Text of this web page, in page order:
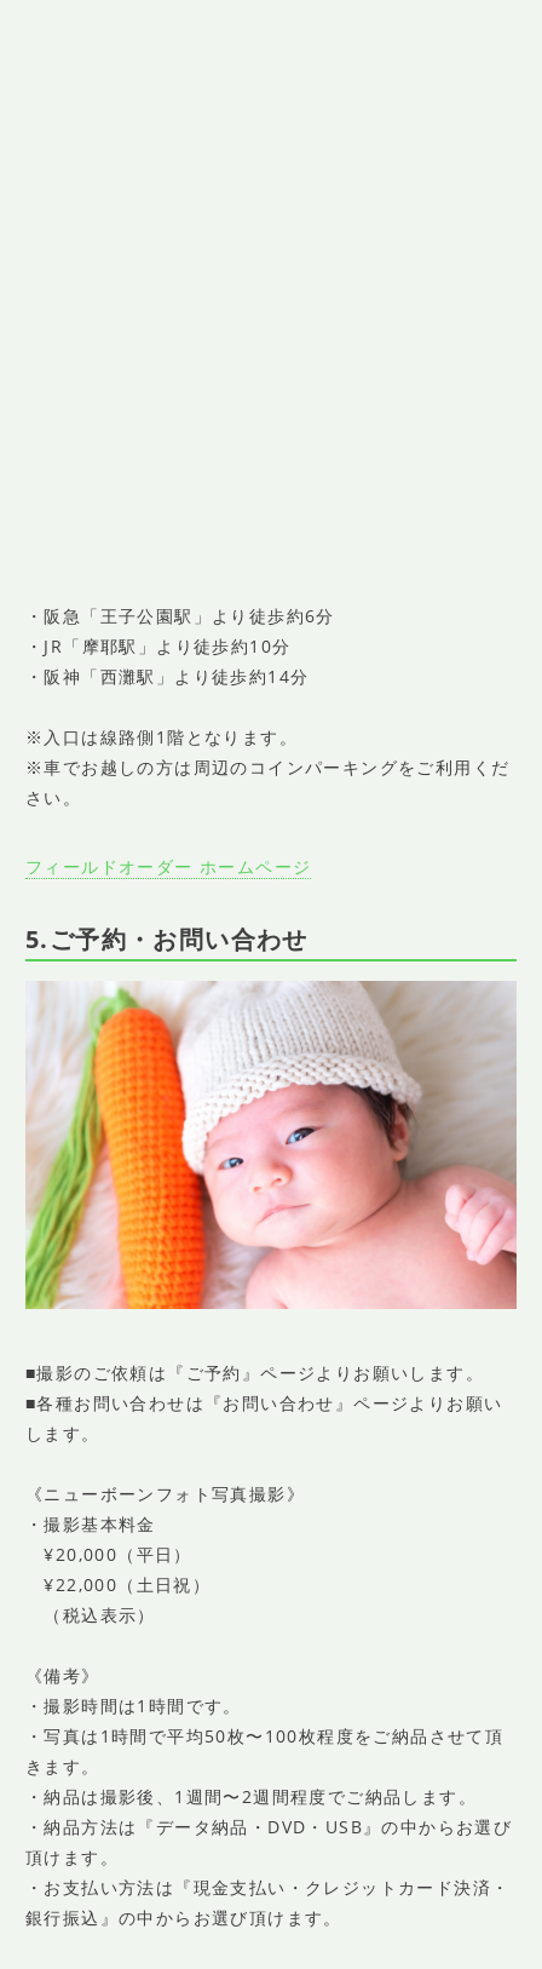
・阪急「王子公園駅」より徒歩約6分
・JR「摩耶駅」より徒歩約10分
・阪神「西灘駅」より徒歩約14分
※入口は線路側1階となります。
※車でお越しの方は周辺のコインパーキングをご利用くだ
さい。
フィールドオーダー ホームページ
5.ご予約・お問い合わせ
■撮影のご依頼は『ご予約』ページよりお願いします。
■各種お問い合わせは『お問い合わせ』ページよりお願い
します。
《ニューボーンフォト写真撮影》
・撮影基本料金
¥20,000（平日）
¥22,000（土日祝）
（税込表示）
《備考》
・撮影時間は1時間です。
・写真は1時間で平均50枚〜100枚程度をご納品させて頂
きます。
・納品は撮影後、1週間〜2週間程度でご納品します。
・納品方法は『データ納品・DVD・USB』の中からお選び
頂けます。
・お支払い方法は『現金支払い・クレジットカード決済・
銀行振込』の中からお選び頂けます。